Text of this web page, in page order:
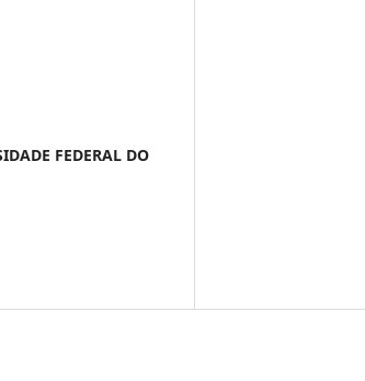
FEDERAL DO